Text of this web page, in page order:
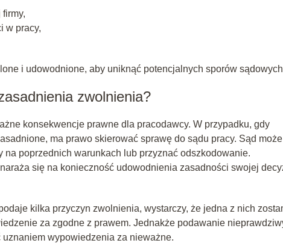
w pracy,
i udowodnione, aby uniknąć potencjalnych sporów
zwolnienia?
konsekwencje prawne dla pracodawcy. W przypadku, gdy
ma prawo skierować sprawę do sądu pracy. Sąd może
poprzednich warunkach lub przyznać odszkodowanie.
się na konieczność udowodnienia zasadności swojej
kilka przyczyn zwolnienia, wystarczy, że jedna z nich
za zgodne z prawem. Jednakże podawanie
wypowiedzenia za nieważne.